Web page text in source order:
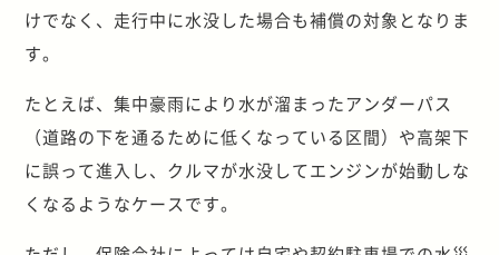
けでなく、走行中に水没した場合も補償の対象となりま
す。
たとえば、集中豪雨により水が溜まったアンダーパス
（道路の下を通るために低くなっている区間）や高架下
に誤って進入し、クルマが水没してエンジンが始動しな
くなるようなケースです。